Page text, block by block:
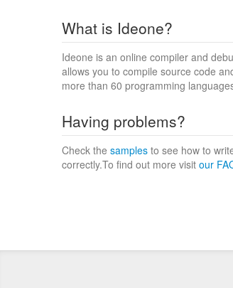
What is Ideone?
Ideone is an online compiler and
allows you to compile source code
more than 60 programming
Having problems?
Check the samples to see how to
correctly.To find out more visit our